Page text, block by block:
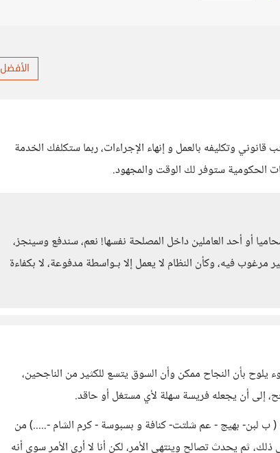
الأفضل
وتكليفه بالعمل و إنهاء الإجراءات، ربما ستكلفك الخدمة
الحكومية ستوفر لك الوقت والمجهود.
أو أحد العاملين داخل المصلحة نفسها! نعم، سندفع وسينجز،
فيه، وكأن النظام لا يعمل إلا بـواسطة مدفوعة، لا بكفاءة
يلوح بأن النجاح ممكن وأن السوق يتسع للكثير من الناجحين،
إلى أن يجعله فريسة سهلة لأي مستغل أو حاقد.
ب لبن- بهيج - عم شلتت- كنافة و بسبوسة - كرم الشام -.....) من
ثم يحدث تصالح وينتهي الأمر، لكن أنا لا أرى الأمر سوى أنه